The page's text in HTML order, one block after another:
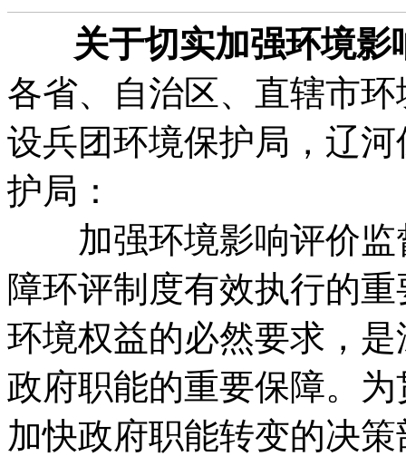
关于切实加强环境
各省、自治区、直辖市
设兵团环境保护局，辽
护局：
加强环境影响评价监
障环评制度有效执行的
环境权益的必然要求，
政府职能的重要保障。
加快政府职能转变的决